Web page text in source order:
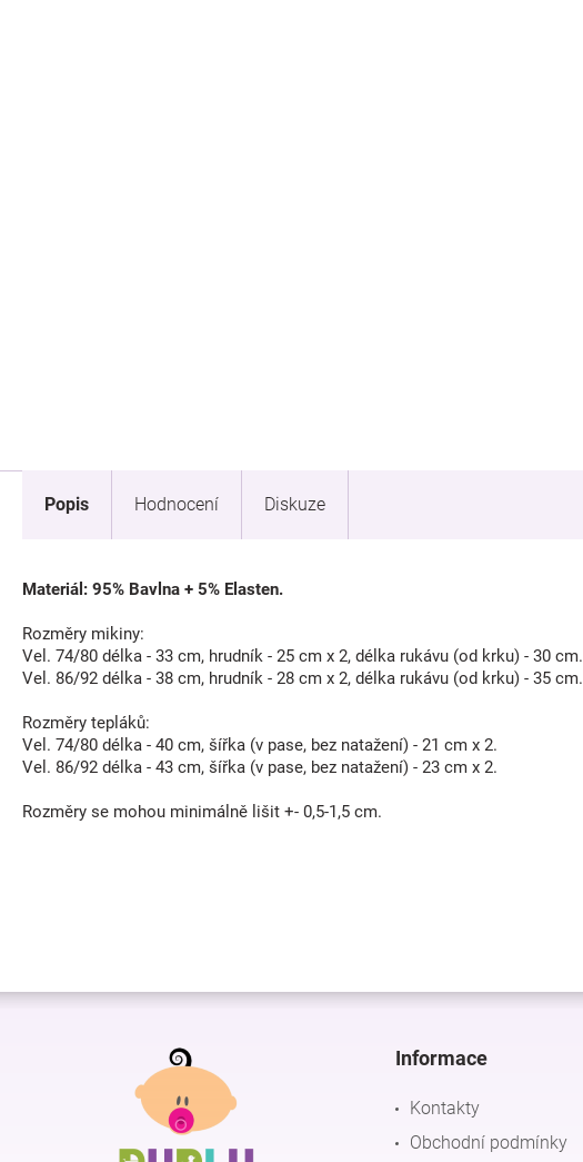
Popis Hodnocení Diskuze
Materiál: 95% Bavlna + 5% Elasten.
Rozměry mikiny:
Vel. 74/80 délka - 33 cm, hrudník - 25 cm x 2, délka rukávu (od krku) - 30 cm.
Vel. 86/92 délka - 38 cm, hrudník - 28 cm x 2, délka rukávu (od krku) - 35 cm.
Rozměry tepláků:
Vel. 74/80 délka - 40 cm, šířka (v pase, bez natažení) - 21 cm x 2.
Vel. 86/92 délka - 43 cm, šířka (v pase, bez natažení) - 23 cm x 2.
Rozměry se mohou minimálně lišit +- 0,5-1,5 cm.
Z
Informace
Kontakty
Obchodní podmínky